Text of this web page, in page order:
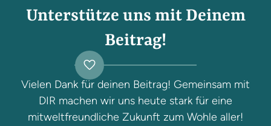
Unterstütze uns mit Deinem
Beitrag!
Vielen Dank für deinen Beitrag! Gemeinsam mit
DIR machen wir uns heute stark für eine
mitweltfreundliche Zukunft zum Wohle aller!